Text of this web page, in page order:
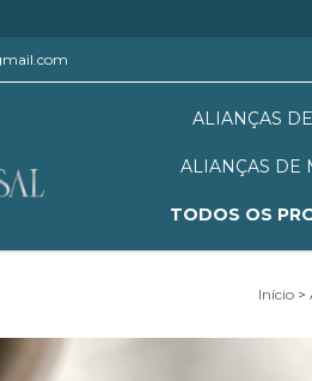
ALIANÇAS
ALIANÇAS DE
TODOS OS
Início >